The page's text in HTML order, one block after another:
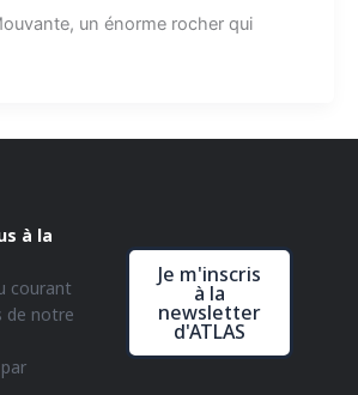
un énorme rocher qui
à la
courant
de notre
Je m'inscris
à la
newsletter
d'ATLAS